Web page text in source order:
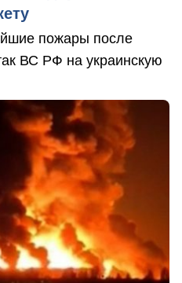
пожары после
ВС РФ на украинскую